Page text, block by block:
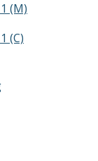
(M)
(C)